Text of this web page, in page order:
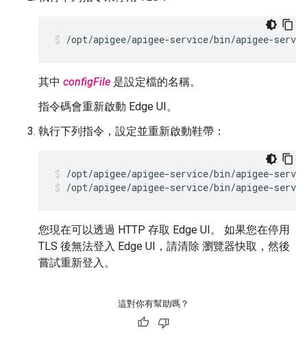
/opt/apigee/apigee-service/bin/apigee-
其中 configFile 是設定檔的名稱。
指令碼會重新啟動 Edge UI。
執行下列指令，設定並重新啟動鞋帶：
/opt/apigee/apigee-service/bin/apigee-
/opt/apigee/apigee-service/bin/apigee-
您現在可以透過 HTTP 存取 Edge UI。 如果您在停用
TLS 後無法登入 Edge UI，請清除 瀏覽器快取，然後
嘗試重新登入。
這對你有幫助嗎？